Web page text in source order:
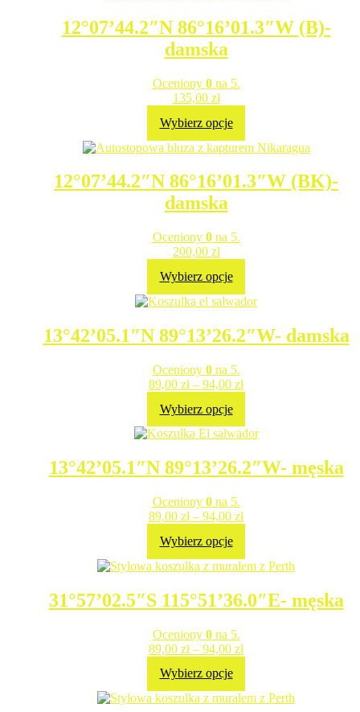
12°07’44.2″N 86°16’01.3″W (B)-
damska
Oceniony 0na 5.
135,00 zł
Wybierz opcje
12°07’44.2″N 86°16’01.3″W (BK)-
damska
Oceniony 0na 5.
200,00 zł
Wybierz opcje
13°42’05.1″N 89°13’26.2″W- damska
Oceniony 0na 5.
89,00 zł– 94,00 zł
Wybierz opcje
13°42’05.1″N 89°13’26.2″W- męska
Oceniony 0na 5.
89,00 zł– 94,00 zł
Wybierz opcje
31°57’02.5″S 115°51’36.0″E- męska
Oceniony 0na 5.
89,00 zł– 94,00 zł
Wybierz opcje